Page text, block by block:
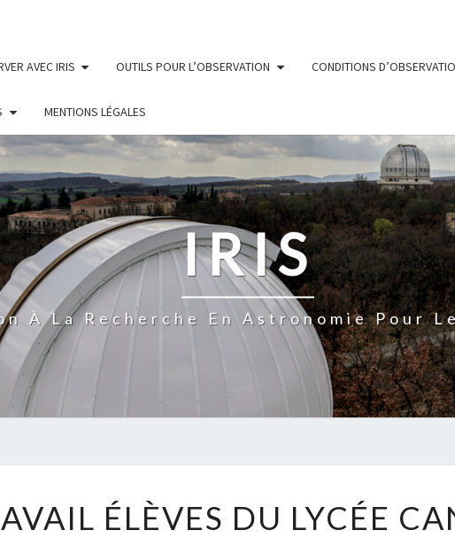
AVEC IRIS OUTILS POUR L’OBSERVATION CONDITIONS
MENTIONS LÉGALES
IRIS
À La Recherche En Astronomie Pour
ÉLÈVES
ÉLÈVES DU LYCÉE